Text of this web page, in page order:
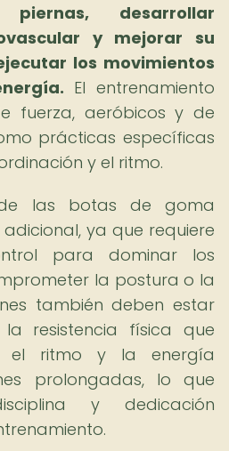
desarrollar
y mejorar su
los movimientos
El entrenamiento
fuerza, aeróbicos y de
prácticas específicas
y el ritmo.
las botas de goma
ya que requiere
para dominar los
la postura o la
también deben estar
resistencia física que
el ritmo y la energía
prolongadas, lo que
y dedicación